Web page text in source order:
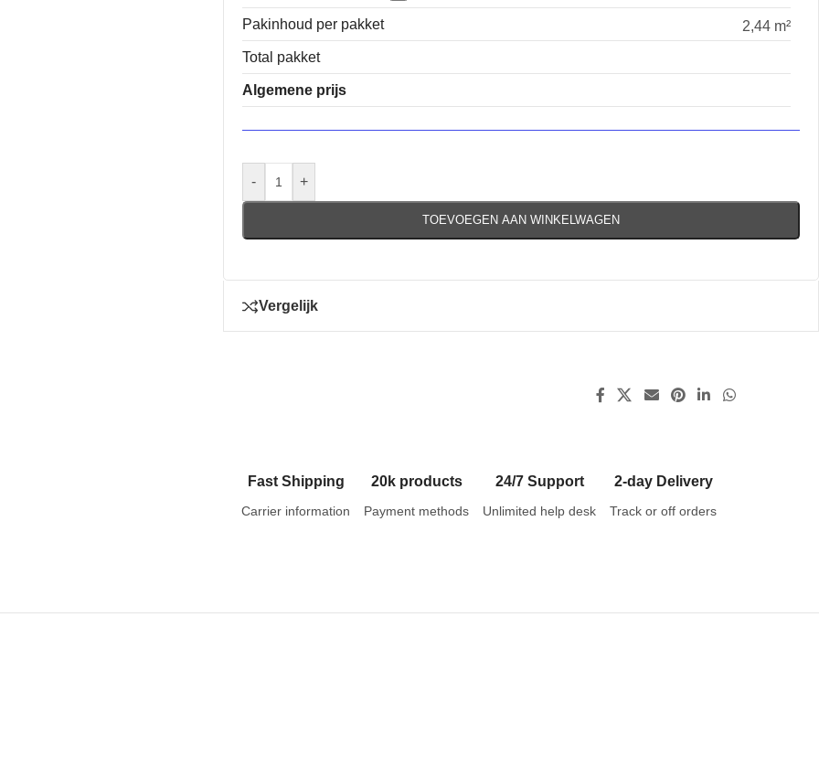
Pakinhoud per pakket
2,44 m²
Total pakket
Algemene prijs
- +
TOEVOEGEN AAN WINKELWAGEN
Vergelijk
Fast Shipping
Carrier information
20k products
Payment methods
24/7 Support
Unlimited help desk
2-day Delivery
Track or off orders